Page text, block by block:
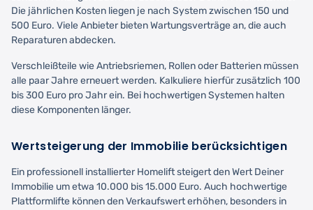
Die jährlichen Kosten liegen je nach System zwischen 150 und
500 Euro. Viele Anbieter bieten Wartungsverträge an, die auch
Reparaturen abdecken.
Verschleißteile wie Antriebsriemen, Rollen oder Batterien müssen
alle paar Jahre erneuert werden. Kalkuliere hierfür zusätzlich 100
bis 300 Euro pro Jahr ein. Bei hochwertigen Systemen halten
diese Komponenten länger.
Wertsteigerung der Immobilie berücksichtigen
Ein professionell installierter Homelift steigert den Wert Deiner
Immobilie um etwa 10.000 bis 15.000 Euro. Auch hochwertige
Plattformlifte können den Verkaufswert erhöhen, besonders in